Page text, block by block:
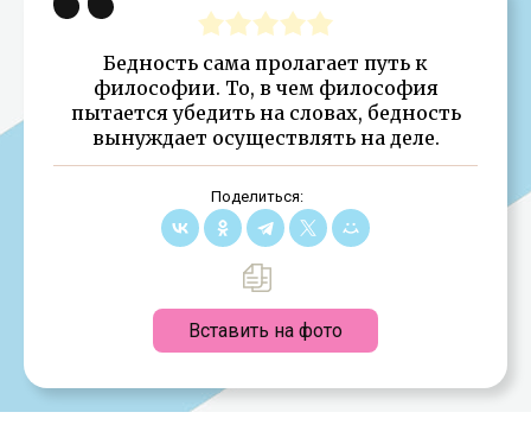
Бедность сама пролагает путь к
философии. То, в чем философия
пытается убедить на словах, бедность
вынуждает осуществлять на деле.
Поделиться:
Вставить на фото